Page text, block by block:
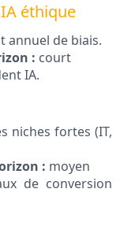
éthique
annuel de biais.
: court
IA.
niches fortes (IT,
: moyen
de conversion